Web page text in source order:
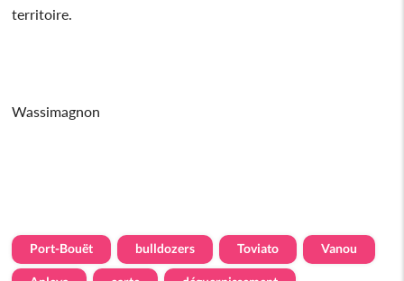
territoire.
Wassimagnon
Port-Bouët bulldozers Toviato Vanou